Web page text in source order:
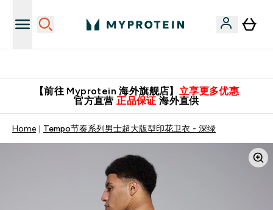
【前往 Myprotein 海外旗舰店】 立享更多优惠
官方直营 正品保证 海外直供
Home Tempo节奏系列男士超大版型印花卫衣 - 深绿